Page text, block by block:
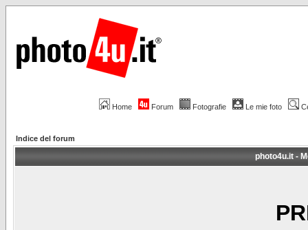
Home Forum Fotografie Le mie foto
Indice del forum
photo4u.it -